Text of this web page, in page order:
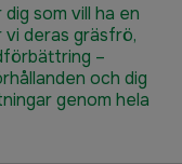
som vill ha en
vi deras gräsfrö,
–
och dig
genom hela